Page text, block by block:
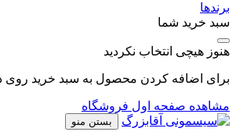
برندها
سبد خرید شما
هنوز هیچی انتخاب نکردید
برای اضافه کردن محصول به سبد خرید روی
مشاهده صفحه اول فروشگاه
بستن منو